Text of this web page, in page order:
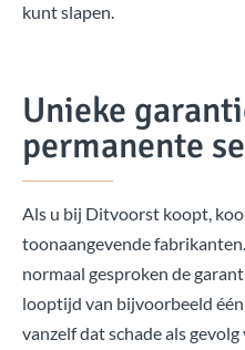
kunt slapen.
Unieke
permanente
Als u bij Ditvoorst koopt,
toonaangevende
normaal gesproken de
looptijd van bijvoorbeeld
vanzelf dat schade als